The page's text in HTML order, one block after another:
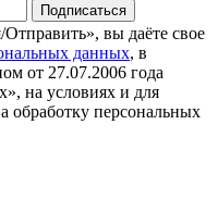
Подписаться
вы даёте свое
данных, в
от 27.07.2006 года
на условиях и для
обработку персональных